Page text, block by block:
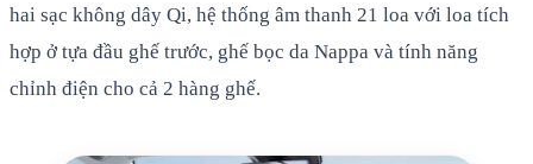
hai sạc không dây Qi, hệ thống âm thanh 21 loa với loa tích
hợp ở tựa đầu ghế trước, ghế bọc da Nappa và tính năng
chỉnh điện cho cả 2 hàng ghế.